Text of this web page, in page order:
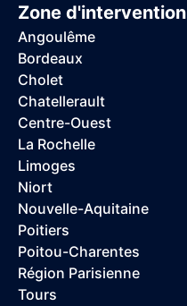
Zone d'intervention
Angoulême
Bordeaux
Cholet
Chatellerault
Centre-Ouest
La Rochelle
Limoges
Niort
Nouvelle-Aquitaine
Poitiers
Poitou-Charentes
Région Parisienne
Tours